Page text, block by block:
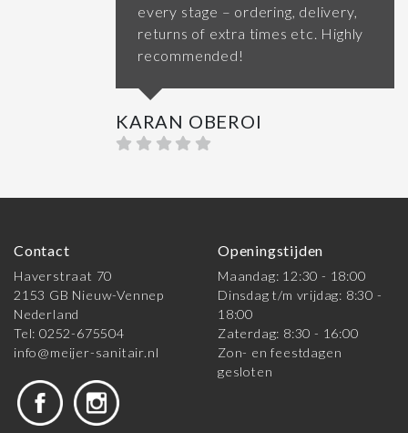
every stage – ordering, delivery,
returns of extra times etc. Highly
recommended!
KARAN OBEROI
Contact
Haverstraat 70
2153 GB Nieuw-Vennep
Nederland
Tel: 0252-675504
info@meijer-sanitair.nl
Openingstijden
Maandag: 12:30 - 18:00
Dinsdag t/m vrijdag: 8:30 -
18:00
Zaterdag: 8:30 - 16:00
Zon- en feestdagen
gesloten